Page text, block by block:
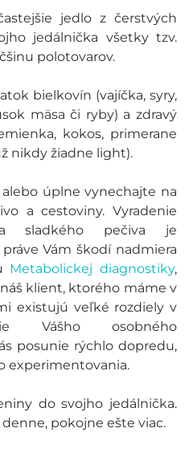
jedlo z čerstvých
jedálnička všetky tzv.
polotovarov.
bielkovín (vajíčka, syry,
mäsa či ryby) a zdravý
kokos, primerane
nikdy žiadne light).
úplne vynechajte na
a cestoviny. Vyradenie
sladkého pečiva je
Vám škodí nadmiera
Metabolickej diagnostiky,
klient, ktorého máme v
existujú veľké rozdiely v
Vášho osobného
posunie rýchlo dopredu,
experimentovania.
do svojho jedálnička.
pokojne ešte viac.